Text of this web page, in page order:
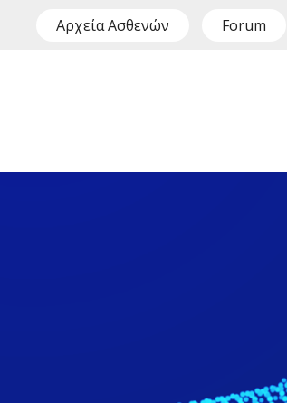
Αρχεία Ασθενών Forum